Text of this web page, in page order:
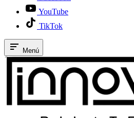
YouTube
TikTok
Menú